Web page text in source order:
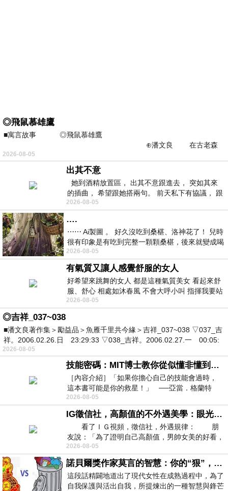
◎飛鼠慕雄鷹
■寓言故事 ◎飛鼠慕雄鷹
⊕潘文良 在古老森
林的底層，住著一隻小飛鼠
2026-08-05
出其不意
她到酒精放置區， 出其不意跟進去， 突如其來
的插曲， 希望跟她搭兩句。 前天私下有協議， 跟
著阿弟丟拉基
2026-08-05
….
⋯⋯ Ai製圖 。 好久沒吃到桑椹、洛神花了！ 兒時
很有印象是有吃到完整一顆顆桑椹，後來就變成喝
桑椹汁。 現在是連喝都沒喝
2026-08-05
有氣質又讓人感覺舒服的女人
好希望來跳舞的女人 都是這種氣質美女 看起來舒
服、舒心 相處如沐春風 不會大呼小叫 指揮我要站
哪個位子 妳老幾？？
2026-08-05
◎吉祥_037~038
■潘文良著作集＞勵益品＞魚雁千里共今緣＞吉祥_037~038 ▽037_吉
祥。2006.02.26.日 23:29:33 ▽038_吉祥。2006.02.27.一 00:05:
2026-08-05
技能密碼：MIT博士教你從似懂非懂到穩定輸出，把專業變事業的職能升級攻略 /麥特．比恩(容錯)
［內容介紹］「如果你擔心自己的技能會過時，
這本書可能是你的救星！」 ──亞當．格蘭特
（Adam Grant），《
2026-08-05
IG徵信社，高顏值的不外遇美學：眼光太高也是一種防禦，為了證明我長得好看，我決定一輩子不外遇！
看了ＩＧ視頻，徵信社，外遇規律： 朋
友說：「為了證明自己高顏值，男帥女美的好看，
且眼光高，我決定一輩子不外遇。」
2026-08-05
諾貝爾獎作家莫言的智慧：你的“狠”，才是最好的自我保護
這段話精闢地道出了現代女性在成熟過程中，為了
自我保護與活出自我，所提煉出的一種智慧與鋒芒